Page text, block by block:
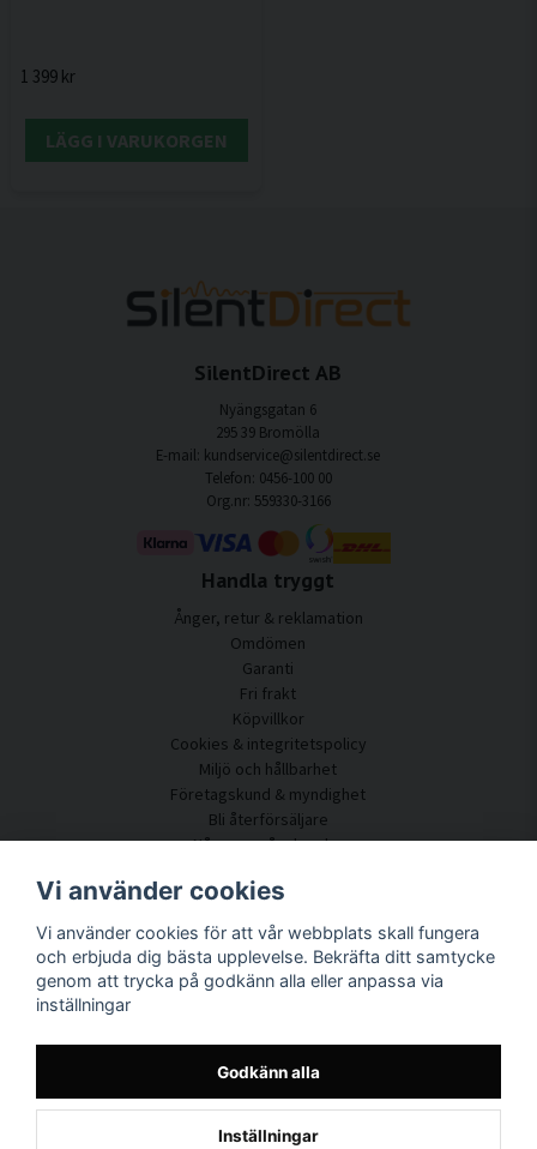
1 399 kr
LÄGG I VARUKORGEN
SilentDirect AB
Nyängsgatan 6
295 39 Bromölla
E-mail: kundservice@silentdirect.se
Telefon: 0456-100 00
Org.nr: 559330-3166
Handla tryggt
Ånger, retur & reklamation
Omdömen
Garanti
Fri frakt
Köpvillkor
Cookies & integritetspolicy
Miljö och hållbarhet
Företagskund & myndighet
Bli återförsäljare
Några av våra kunder
Kundtjänst
Akustikrådgivning
Montering & installation
Frågor & svar
Spåra ditt paket här
Vi använder cookies
Vi använder cookies för att vår webbplats skall fungera
och erbjuda dig bästa upplevelse. Bekräfta ditt samtycke
genom att trycka på godkänn alla eller anpassa via
inställningar
Godkänn alla
Inställningar